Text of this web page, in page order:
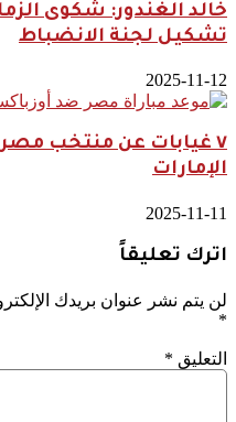
خالد الغندور: شكوى
تشكيل لجنة الانضباط
2025-11-12
٧ غيابات عن منتخب
الإمارات
2025-11-11
اترك تعليقاً
لن يتم نشر عنوان بريدك
*
التعليق *